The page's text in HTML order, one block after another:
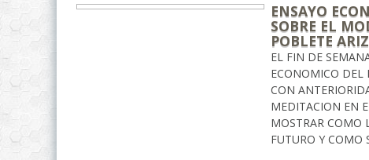
ENSAYO
SOBRE EL
POBLETE
EL FIN DE
ECONOMICO DEL
CON
MEDITACION EN
MOSTRAR COMO
FUTURO Y COMO